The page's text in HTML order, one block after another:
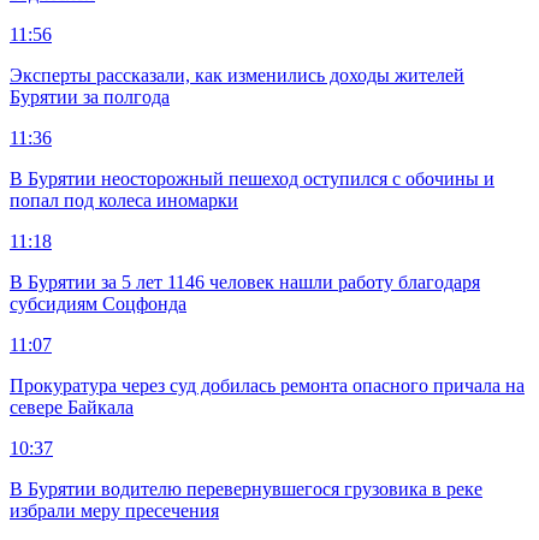
11:56
Эксперты рассказали, как изменились доходы жителей
Бурятии за полгода
11:36
В Бурятии неосторожный пешеход оступился с обочины и
попал под колеса иномарки
11:18
В Бурятии за 5 лет 1146 человек нашли работу благодаря
субсидиям Соцфонда
11:07
Прокуратура через суд добилась ремонта опасного причала на
севере Байкала
10:37
В Бурятии водителю перевернувшегося грузовика в реке
избрали меру пресечения